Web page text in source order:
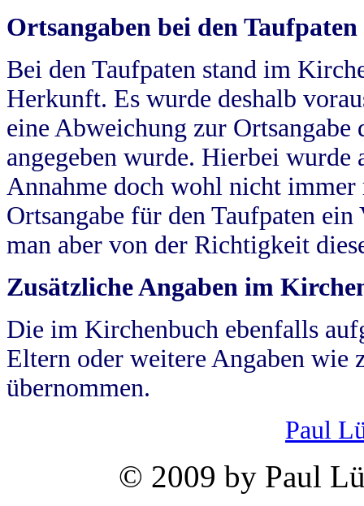
Ortsangaben bei den Taufpaten
Bei den Taufpaten stand im
Herkunft. Es wurde deshalb
eine Abweichung zur
angegeben wurde. Hierbei wurde
Annahme doch wohl nicht
Ortsangabe für den Taufpaten
man aber von der Richtigkeit
Zusätzliche Angaben im
Die im Kirchenbuch ebenfalls
Eltern oder weitere Angaben wie
übernommen.
Paul
© 2009 by Paul